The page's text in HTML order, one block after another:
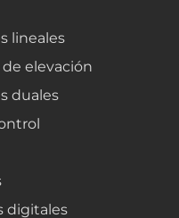
lineales
elevación
duales
digitales